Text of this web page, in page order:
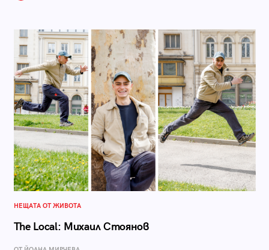
НЕЩАТА ОТ ЖИВОТА
The Local: Михаил Стоянов